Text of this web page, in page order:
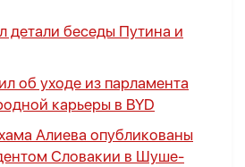
детали беседы Путина и
об уходе из парламента
карьеры в BYD
Алиева опубликованы
Словакии в Шуше-